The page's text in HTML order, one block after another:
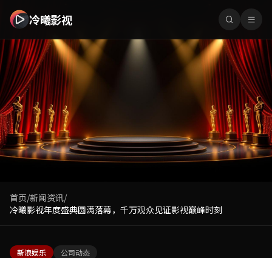
冷曦影视 - 免费在线观看最新热门电影电视剧高清资源全集无
冷曦影视
首页/新闻资讯/
冷曦影视年度盛典圆满落幕，千万观众见证影视巅峰时刻
新浪娱乐 公司动态